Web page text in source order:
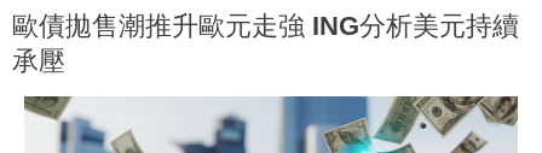
歐債拋售潮推升歐元走強 ING分析美元持續
承壓